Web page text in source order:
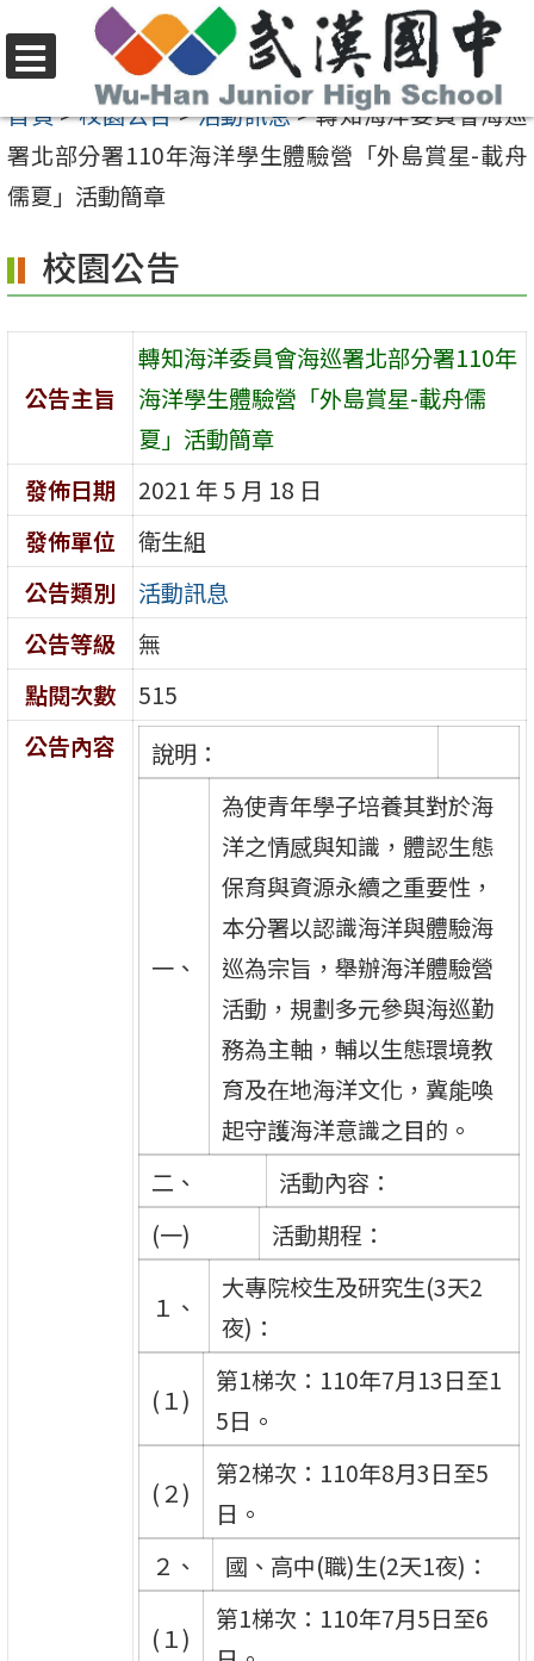
至
要
內
區
選
單
首頁>校園公告>活動訊息>轉知海洋委員會海巡
署北部分署110年海洋學生體驗營「外島賞星-載舟
儒夏」活動簡章
校園公告
公告主旨
轉知海洋委員會海巡署北部分署110年
海洋學生體驗營「外島賞星-載舟儒
夏」活動簡章
發佈日期
2021 年 5 月 18 日
發佈單位
衛生組
公告類別
活動訊息
公告等級
無
點閱次數
515
公告內容
說明：
一、
為使青年學子培養其對於海
洋之情感與知識，體認生態
保育與資源永續之重要性，
本分署以認識海洋與體驗海
巡為宗旨，舉辦海洋體驗營
活動，規劃多元參與海巡勤
務為主軸，輔以生態環境教
育及在地海洋文化，冀能喚
起守護海洋意識之目的。
二、
活動內容：
(一)
活動期程：
１、
大專院校生及研究生(3天2
夜)：
(１)
第1梯次：110年7月13日至1
5日。
(２)
第2梯次：110年8月3日至5
日。
２、
國、高中(職)生(2天1夜)：
(１)
第1梯次：110年7月5日至6